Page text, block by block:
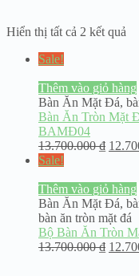
Hiển thị tất cả 2 kết quả
Sale!
Thêm vào giỏ hàng
Bàn Ăn Mặt Đá,
Bàn Ăn Tròn Mặt
BAMĐ04
13.700.000₫
Sale!
Thêm vào giỏ hàng
Bàn Ăn Mặt Đá,
bàn ăn tròn mặt đá
Bộ Bàn Ăn Tròn
13.700.000₫